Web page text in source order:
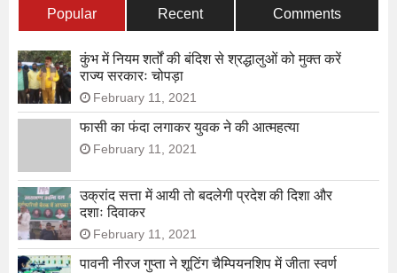
Popular Recent Comments
कुंभ में नियम शर्तों की बंदिश से श्रद्धालुओं को मुक्त करें
राज्य सरकारः चोपड़ा
February 11, 2021
फासी का फंदा लगाकर युवक ने की आत्महत्या
February 11, 2021
उक्रांद सत्ता में आयी तो बदलेगी प्रदेश की दिशा और
दशाः दिवाकर
February 11, 2021
पावनी नीरज गुप्ता ने शूटिंग चैम्पियनशिप में जीता स्वर्ण